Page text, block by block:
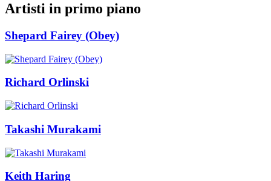
Artisti in primo piano
Shepard Fairey (Obey)
Richard Orlinski
Takashi Murakami
Keith Haring